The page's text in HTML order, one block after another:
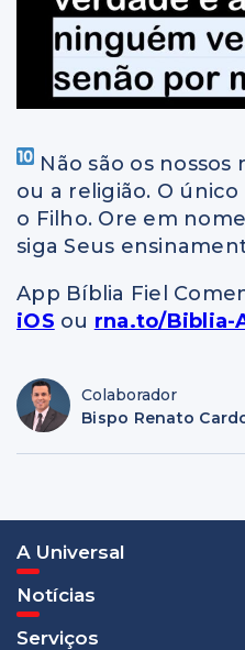
Não são os nossos
ou a religião. O
o Filho. Ore em
siga Seus
App Bíblia Fiel
iOS ou rna.to/Biblia-
Colaborador
Bispo Renato
A Universal
Notícias
Serviços